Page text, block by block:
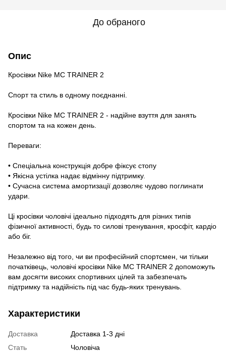
До обраного
Опис
​Кросівки Nike MC TRAINER 2
Спорт та стиль в одному поєднанні.
Кросівки Nike MC TRAINER 2 - надійне взуття для занять
спортом та на кожен день.
Переваги:
• Спеціальна конструкція добре фіксує стопу
• Якісна устілка надає відмінну підтримку.
• Сучасна система амортизації дозволяє чудово поглинати
удари.
Ці кросівки чоловічі ідеально підходять для різних типів
фізичної активності, будь то силові тренування, кросфіт, кардіо
або біг.
Незалежно від того, чи ви професійний спортсмен, чи тільки
початківець, чоловічі кросівки Nike MC TRAINER 2 допоможуть
вам досягти високих спортивних цілей та забезпечать
підтримку та надійність під час будь-яких тренувань.
Характеристики
Доставка
Доставка 1-3 дні
Стать
Чоловіча